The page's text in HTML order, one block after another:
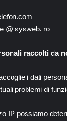
@ sysweb. ro
raccolti da
i dati
problemi di
IP possiamo